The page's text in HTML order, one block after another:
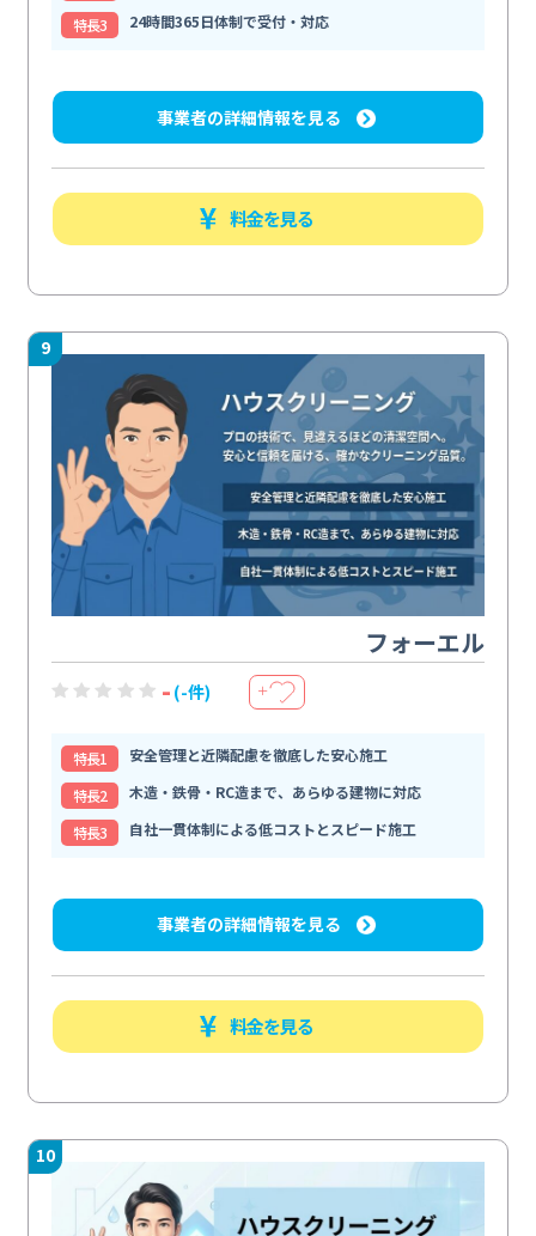
特⻑3
24時間365日体制で受付・対応
事業者の詳細情報を見る
料金を見る
9
フォーエル
- (-件) ＋
特⻑1
安全管理と近隣配慮を徹底した安心施工
特⻑2
木造・鉄骨・RC造まで、あらゆる建物に対応
特⻑3
自社一貫体制による低コストとスピード施工
事業者の詳細情報を見る
料金を見る
10